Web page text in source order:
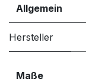
Allgemein
Hersteller
Maße